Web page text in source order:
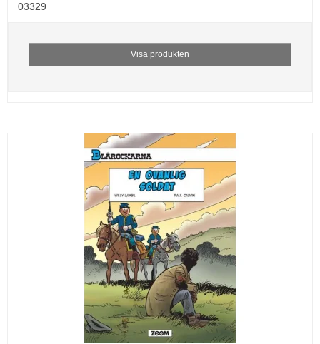
03329
Visa produkten